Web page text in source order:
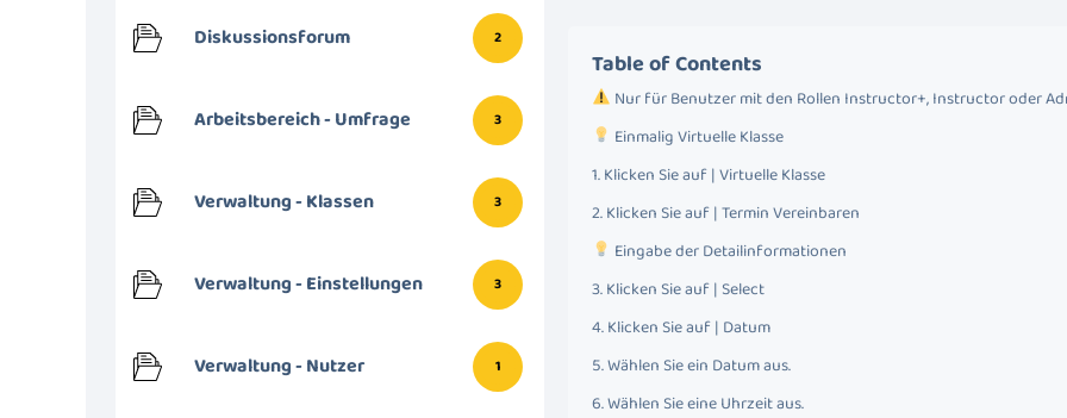
Diskussionsforum 2
Arbeitsbereich - Umfrage 3
Verwaltung - Klassen 3
Verwaltung - Einstellungen 3
Verwaltung - Nutzer 1
Table of Contents
Nur für Benutzer mit den Rollen Instructor+, Instructor oder
Einmalig Virtuelle Klasse
1. Klicken Sie auf | Virtuelle Klasse
2. Klicken Sie auf | Termin Vereinbaren
Eingabe der Detailinformationen
3. Klicken Sie auf | Select
4. Klicken Sie auf | Datum
5. Wählen Sie ein Datum aus.
6. Wählen Sie eine Uhrzeit aus.